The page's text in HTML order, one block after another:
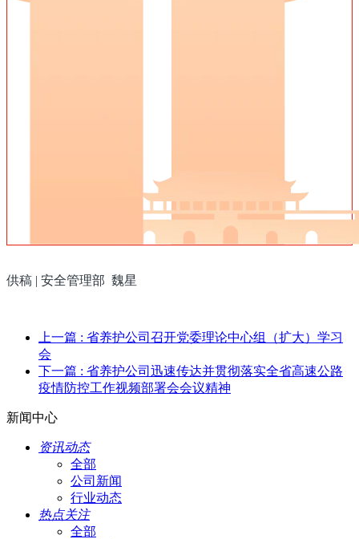
供稿 | 安全管理部 魏星
上一篇 : 省养护公司召开党委理论中心组（扩大）学习
会
下一篇 : 省养护公司迅速传达并贯彻落实全省高速公路
疫情防控工作视频部署会会议精神
新闻中心
资讯动态
全部
公司新闻
行业动态
热点关注
全部